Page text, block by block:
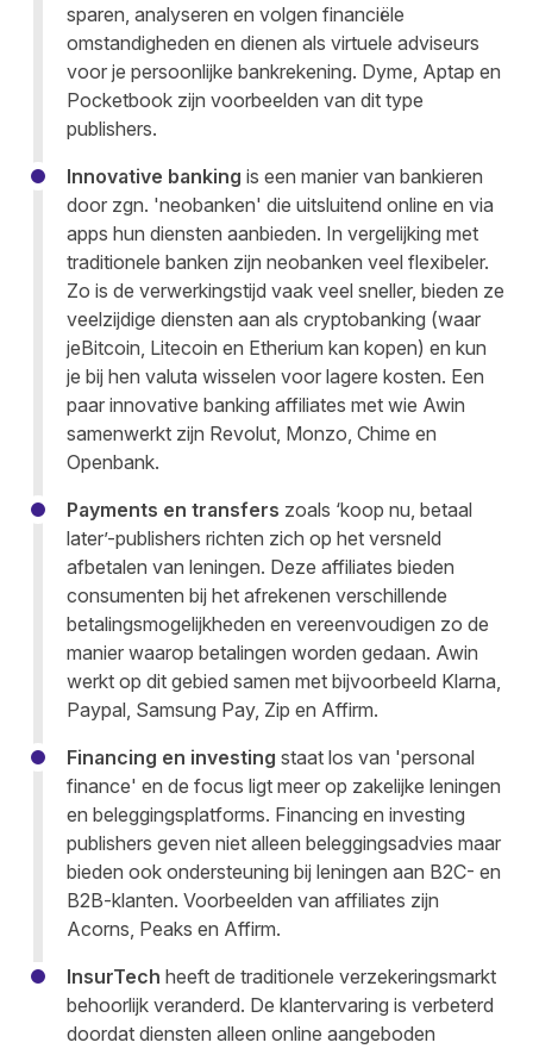
sparen, analyseren en volgen financiële
omstandigheden en dienen als virtuele adviseurs
voor je persoonlijke bankrekening. Dyme, Aptap en
Pocketbook zijn voorbeelden van dit type
publishers.
Innovative banking is een manier van bankieren
door zgn. 'neobanken' die uitsluitend online en via
apps hun diensten aanbieden. In vergelijking met
traditionele banken zijn neobanken veel flexibeler.
Zo is de verwerkingstijd vaak veel sneller, bieden ze
veelzijdige diensten aan als cryptobanking (waar
jeBitcoin, Litecoin en Etherium kan kopen) en kun
je bij hen valuta wisselen voor lagere kosten. Een
paar innovative banking affiliates met wie Awin
samenwerkt zijn Revolut, Monzo, Chime en
Openbank.
Payments en transfers zoals ‘koop nu, betaal
later’-publishers richten zich op het versneld
afbetalen van leningen. Deze affiliates bieden
consumenten bij het afrekenen verschillende
betalingsmogelijkheden en vereenvoudigen zo de
manier waarop betalingen worden gedaan. Awin
werkt op dit gebied samen met bijvoorbeeld Klarna,
Paypal, Samsung Pay, Zip en Affirm.
Financing en investing staat los van 'personal
finance' en de focus ligt meer op zakelijke leningen
en beleggingsplatforms. Financing en investing
publishers geven niet alleen beleggingsadvies maar
bieden ook ondersteuning bij leningen aan B2C- en
B2B-klanten. Voorbeelden van affiliates zijn
Acorns, Peaks en Affirm.
InsurTech heeft de traditionele verzekeringsmarkt
behoorlijk veranderd. De klantervaring is verbeterd
doordat diensten alleen online aangeboden